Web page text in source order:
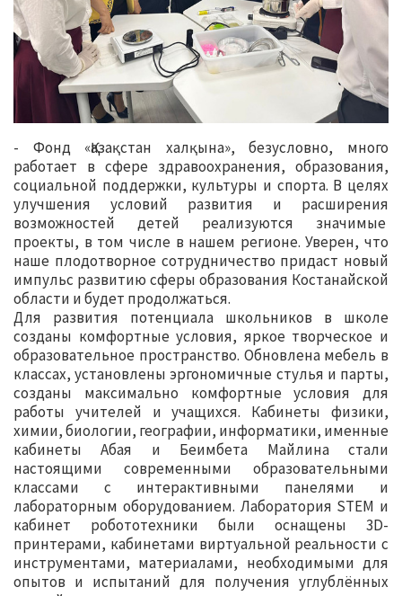
- Фонд «Қазақстан халқына», безусловно, много
работает в сфере здравоохранения, образования,
социальной поддержки, культуры и спорта. В целях
улучшения условий развития и расширения
возможностей детей реализуются значимые
проекты, в том числе в нашем регионе. Уверен, что
наше плодотворное сотрудничество придаст новый
импульс развитию сферы образования Костанайской
области и будет продолжаться.
Для развития потенциала школьников в школе
созданы комфортные условия, яркое творческое и
образовательное пространство. Обновлена мебель в
классах, установлены эргономичные стулья и парты,
созданы максимально комфортные условия для
работы учителей и учащихся. Кабинеты физики,
химии, биологии, географии, информатики, именные
кабинеты Абая и Беимбета Майлина стали
настоящими современными образовательными
классами с интерактивными панелями и
лабораторным оборудованием. Лаборатория STEM и
кабинет робототехники были оснащены 3D-
принтерами, кабинетами виртуальной реальности с
инструментами, материалами, необходимыми для
опытов и испытаний для получения углублённых